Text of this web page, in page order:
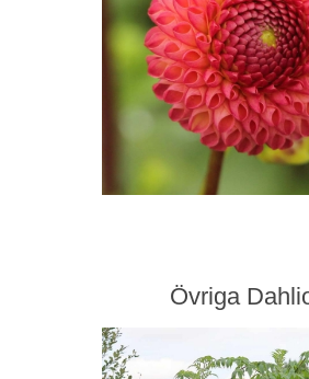
Övriga